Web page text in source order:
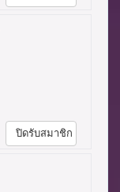
ปิดรับสมาชิก